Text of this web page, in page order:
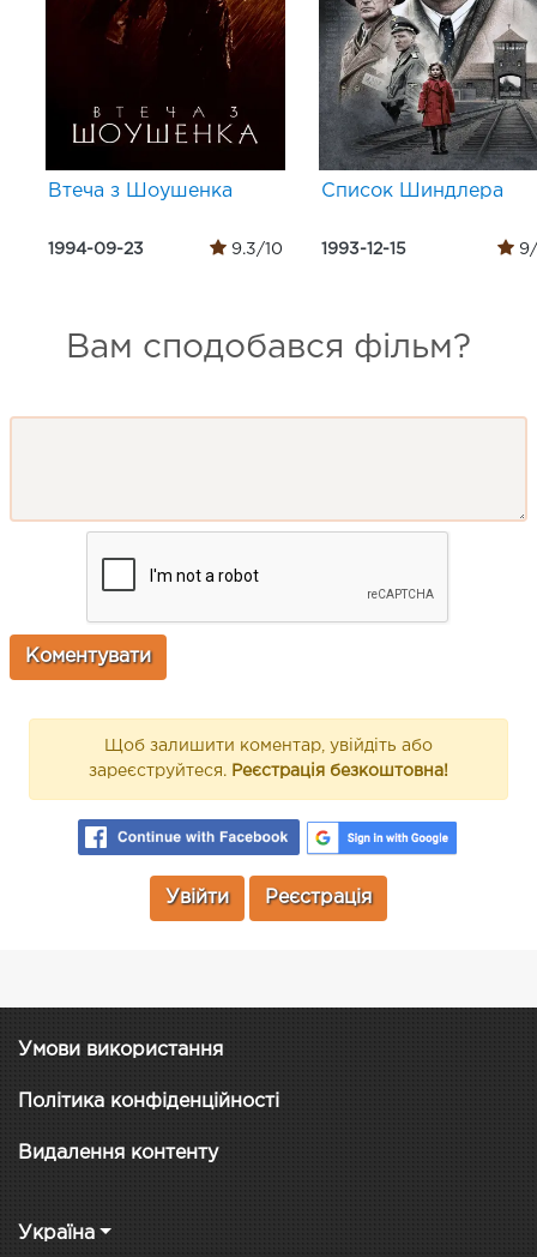
Втеча з Шоушенка
1994-09-23 9.3/10
Список Шиндлера
1993-12-15 9/
Вам сподобався фільм?
Щоб залишити коментар, увійдіть або
зареєструйтеся. Реєстрація безкоштовна!
Увійти Реєстрація
Умови використання
Політика конфіденційності
Видалення контенту
Україна